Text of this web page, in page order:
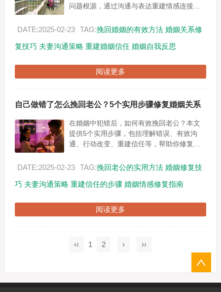
问题根源，通过沟通与表达重建情感连接，
让你的婚姻重获新生！...
DATE:2025-02-23 TAG:挽回婚姻的有效方法 婚姻关系修
复技巧 夫妻沟通策略 重建婚姻信任 婚姻自我反思
阅读更多
自己做错了怎么挽回老公？5个实用步骤修复婚姻关系
在婚姻中犯错后，如何有效挽回老公？本文
提供5个实用步骤，包括理解错误、有效沟
通、行动改变、重建信任等，帮助你修复婚
DATE:2025-02-23 TAG:挽回老公的实用方法 婚姻修复技
巧 夫妻沟通策略 重建信任的步骤 婚姻情感修复指南
阅读更多
‹‹ 1 2 › ››